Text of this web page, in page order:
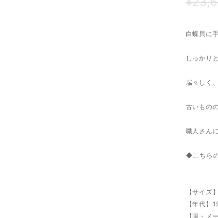
白蝶貝に
しっかり
瑞々しく
古いもの
職人さん
◆こちら
【サイ
【年代】
【国・